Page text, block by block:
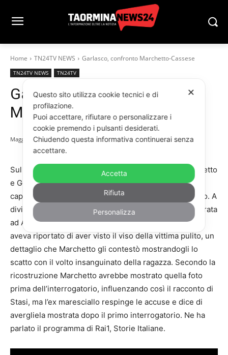
Home TN24TV NEWS Garlasco, confronto Marchetto-Cassese
TN24TV NEWS TN24TV
Garlasco, confronto
Marchetto-Cassese
Maggio 14, 2026
Sul delitto di Garlasco, è scontro tra Francesco Marchetto
e Gennaro Cassese, rispettivamente maresciallo e
capitano dei carabinieri all’epoca del delitto di Garlasco. A
dividere i due è la foto del corpo di Chiara Poggi mostrata
ad Alberto Stasi. Proprio Stasi in un primo momento
aveva riportato di aver visto il viso della vittima pulito, un
dettaglio che Marchetto gli contestò mostrandogli lo
scatto con il volto insanguinato della ragazza. Secondo la
ricostruzione Marchetto avrebbe mostrato quella foto
prima dell’interrogatorio, influenzando così il racconto di
Stasi, ma l’ex maresciallo respinge le accuse e dice di
avergliela mostrata dopo il primo interrogatorio. Ne ha
parlato il programma di Rai1, Storie Italiane.
✕
Questo sito utilizza cookie tecnici e di
profilazione.
Puoi accettare, rifiutare o personalizzare i
cookie premendo i pulsanti desiderati.
Chiudendo questa informativa continuerai senza
accettare.
Accetta
Rifiuta
Personalizza